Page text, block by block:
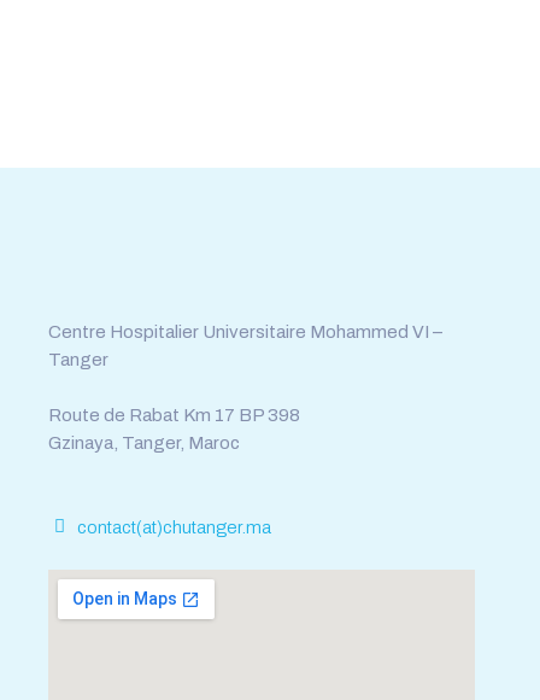
Centre Hospitalier Universitaire Mohammed VI –
Tanger
Route de Rabat Km 17 BP 398
Gzinaya, Tanger, Maroc
contact(at)chutanger.ma